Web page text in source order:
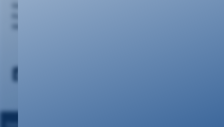
Geschäftskunden
Kundencenter
Webmail